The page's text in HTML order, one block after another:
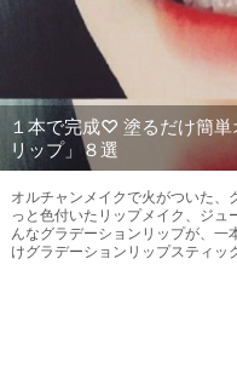
１本で完成♡ 塗るだけ簡
リップ」８選
オルチャンメイクで火がついた
っと色付いたリップメイク、ジ
んなグラデーションリップが、
けグラデーションリップスティッ